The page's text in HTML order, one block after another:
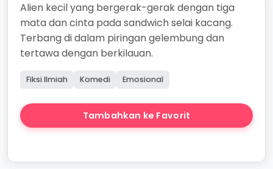
Alien kecil yang bergerak-gerak dengan tiga
mata dan cinta pada sandwich selai kacang.
Terbang di dalam piringan gelembung dan
tertawa dengan berkilauan.
Fiksi Ilmiah Komedi Emosional
Tambahkan ke Favorit